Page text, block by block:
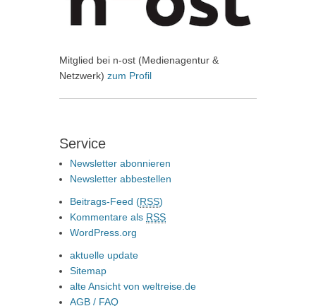
Mitglied bei n-ost (Medienagentur &
Netzwerk) zum Profil
Service
Newsletter abonnieren
Newsletter abbestellen
Beitrags-Feed (RSS)
Kommentare als RSS
WordPress.org
aktuelle update
Sitemap
alte Ansicht von weltreise.de
AGB / FAQ